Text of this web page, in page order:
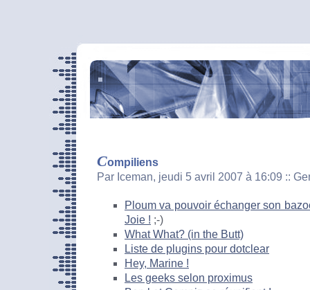
Compiliens
Par Iceman, jeudi 5 avril 2007 à 16:09 ::
Ploum va pouvoir échanger son
Joie ! ;-)
What What? (in the Butt)
Liste de plugins pour dotclear
Hey, Marine !
Les geeks selon proximus